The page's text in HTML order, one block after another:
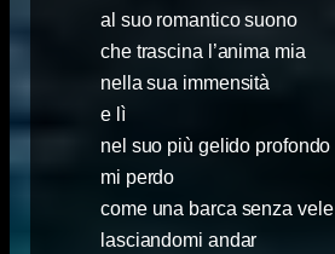
al suo romantico suono
che trascina l’anima mia
nella sua immensità
e lì
nel suo più gelido profondo
mi perdo
come una barca senza vele
lasciandomi andar